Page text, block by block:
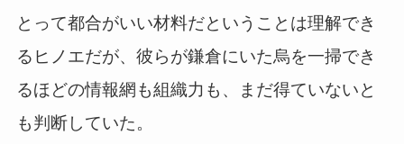
とって都合がいい材料だということは理解でき
るヒノエだが、彼らが鎌倉にいた烏を一掃でき
るほどの情報網も組織力も、まだ得ていないと
も判断していた。